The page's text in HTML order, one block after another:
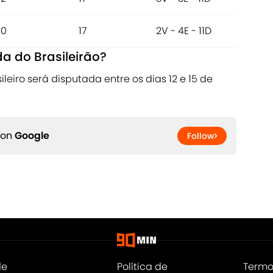
17 2V - 4E - 11D
do Brasileirão?
será disputada entre os dias 12 e 15 de
Google Follow
Política de